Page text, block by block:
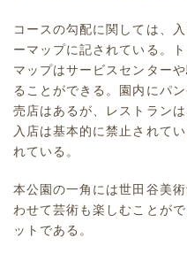
コースの勾配に関しては、
ーマップに記されている。
マップはサービスセンター
ることができる。園内にパ
売店はあるが、レストラン
入店は基本的に禁止されて
れている。
本公園の一角には世田谷美
わせて芸術も楽しむことが
ットである。